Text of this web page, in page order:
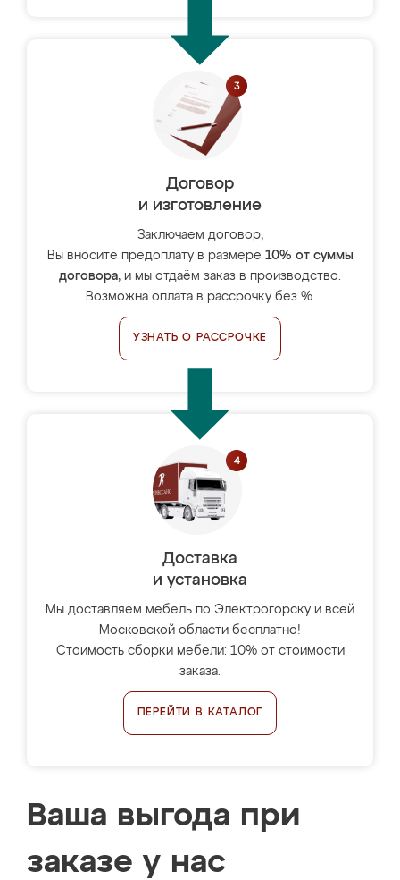
Договор
и изготовление
Заключаем договор,
Вы вносите предоплату в размере 10% от суммы
договора, и мы отдаём заказ в производство.
Возможна оплата в рассрочку без %.
УЗНАТЬ О РАССРОЧКЕ
Доставка
и установка
Мы доставляем мебель по Электрогорску и всей
Московской области бесплатно!
Стоимость сборки мебели: 10% от стоимости
заказа.
ПЕРЕЙТИ В КАТАЛОГ
Ваша выгода при
заказе у нас